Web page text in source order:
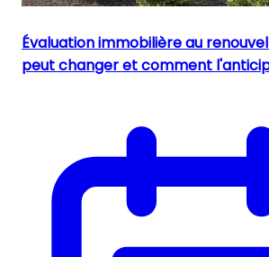
Évaluation immobilière au
peut changer et comment